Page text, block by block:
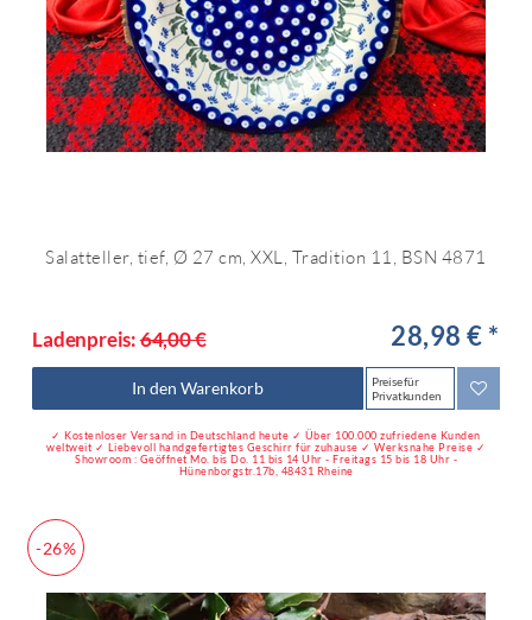
Salatteller, tief, Ø 27 cm, XXL, Tradition 11, BSN 4871
Ladenpreis:64,00 € 28,98 € *
In den Warenkorb
Preise für
Privatkunden
✓ Kostenloser Versand in Deutschland heute ✓ Über 100.000 zufriedene Kunden
weltweit ✓ Liebevoll handgefertigtes Geschirr für zuhause ✓ Werksnahe Preise ✓
Showroom : Geöffnet Mo. bis Do. 11 bis 14 Uhr - Freitags 15 bis 18 Uhr -
Hünenborgstr.17b, 48431 Rheine
-26%